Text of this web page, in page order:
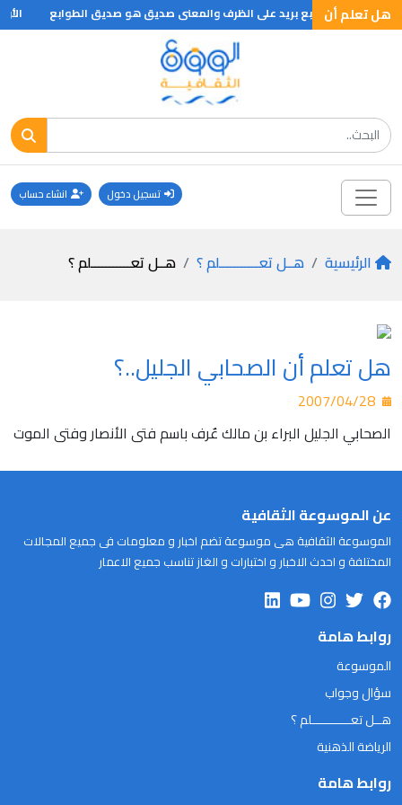
هل تعلم أن
تسجيل دخول انشاء حساب
الرئيسية هــل تعـــــــــــلم ؟ هــل تعـــــــــــلم ؟
هل تعلم أن الصحابي الجليل..؟
الصحابي الجليل البراء بن مالك عٌرف باسم فتى الأنصار وفتى الموت
عن الموسوعة الثقافية
الموسوعة الثقافية هى موسوعة تضم اخبار و معلومات فى جميع المجالات
المختلفة و احدث الاخبار و اختبارات و الغاز تناسب جميع الاعمار
روابط هامة
الموسوعة
سؤال وجواب
هــل تعـــــــــــلم ؟
الرياضة الذهنية
روابط هامة